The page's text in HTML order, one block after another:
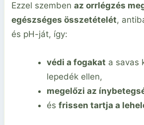
Ezzel szembenaz orrlégzés
egészséges összetételét,
és pH-ját, így:
védi a fogakat a savas
lepedék ellen,
megelőzi az
ésfrissen tartja a